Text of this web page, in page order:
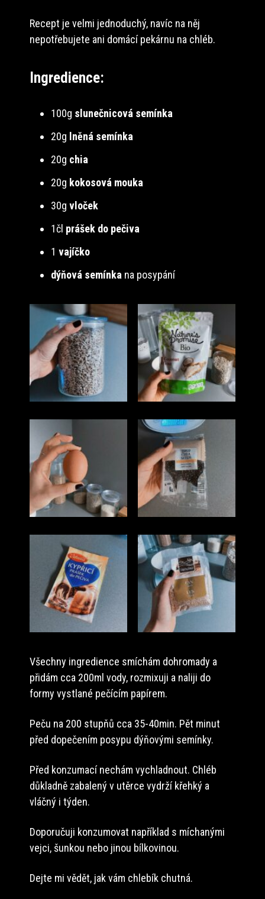
Recept je velmi jednoduchý, navíc na něj
nepotřebujete ani domácí pekárnu na chléb.
Ingredience:
100g slunečnicová semínka
20g lněná semínka
20g chia
20g kokosová mouka
30g vloček
1čl prášek do pečiva
1 vajíčko
dýňová semínka na posypání
Všechny ingredience smíchám dohromady a
přidám cca 200ml vody, rozmixuji a naliji do
formy vystlané pečícím papírem.
Peču na 200 stupňů cca 35-40min. Pět minut
před dopečením posypu dýňovými semínky.
Před konzumací nechám vychladnout. Chléb
důkladně zabalený v utěrce vydrží křehký a
vláčný i týden.
Doporučuji konzumovat například s míchanými
vejci, šunkou nebo jinou bílkovinou.
Dejte mi vědět, jak vám chlebík chutná.